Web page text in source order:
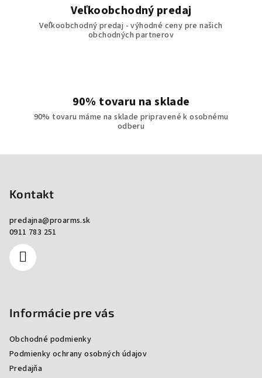
Veľkoobchodný predaj
Veľkoobchodný predaj - výhodné ceny pre našich
obchodných partnerov
90% tovaru na sklade
90% tovaru máme na sklade pripravené k osobnému
odberu
Kontakt
predajna@proarms.sk
0911 783 251
Informácie pre vás
Obchodné podmienky
Podmienky ochrany osobných údajov
Predajňa